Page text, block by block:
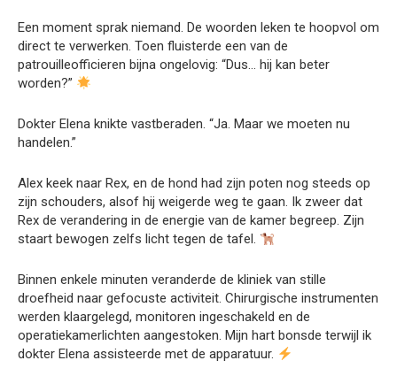
Een moment sprak niemand. De woorden leken te hoopvol om
direct te verwerken. Toen fluisterde een van de
patrouilleofficieren bijna ongelovig: “Dus… hij kan beter
worden?”
Dokter Elena knikte vastberaden. “Ja. Maar we moeten nu
handelen.”
Alex keek naar Rex, en de hond had zijn poten nog steeds op
zijn schouders, alsof hij weigerde weg te gaan. Ik zweer dat
Rex de verandering in de energie van de kamer begreep. Zijn
staart bewogen zelfs licht tegen de tafel.
Binnen enkele minuten veranderde de kliniek van stille
droefheid naar gefocuste activiteit. Chirurgische instrumenten
werden klaargelegd, monitoren ingeschakeld en de
operatiekamerlichten aangestoken. Mijn hart bonsde terwijl ik
dokter Elena assisteerde met de apparatuur.